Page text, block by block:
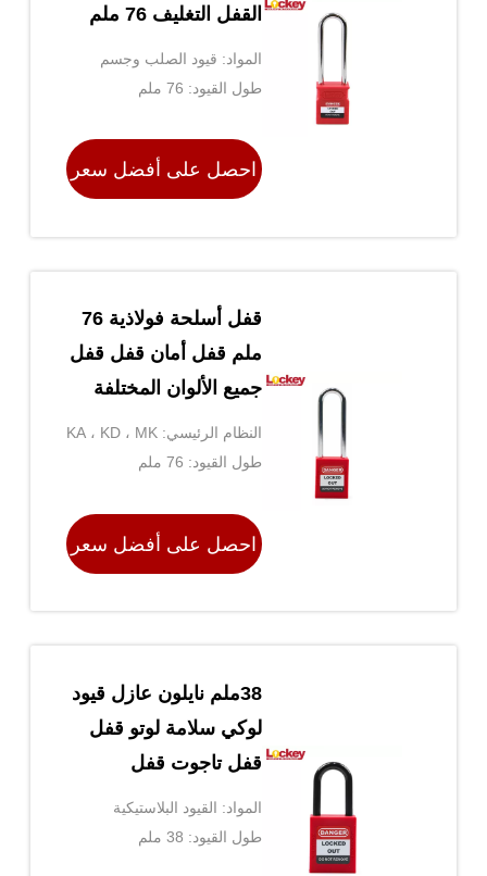
القفل التغليف 76 ملم
القيود الفولاذية
المواد: قيود الصلب وجسم
النايلون
طول القيود: 76 ملم
احصل على أفضل سعر
قفل أسلحة فولاذية 76
ملم قفل أمان قفل قفل
جميع الألوان المختلفة
متوفرة
النظام الرئيسي: KA ، KD ، MK
، GMK
طول القيود: 76 ملم
احصل على أفضل سعر
38ملم نايلون عازل قيود
لوكي سلامة لوتو قفل
قفل تاجوت قفل
المواد: القيود البلاستيكية
طول القيود: 38 ملم